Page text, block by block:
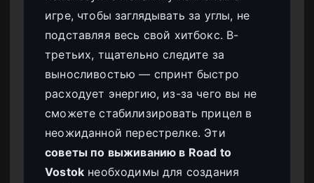
игре, чтобы заглядывать за углы, не
подставляя весь свой хитбокс. В-
третьих, тщательно следите за
выносливостью — спринт быстро
расходует энергию, из-за чего вы не
сможете стабилизировать прицел в
неожиданной перестрелке. Эти
советы по выживанию в Road to
Vostok необходимы для создания